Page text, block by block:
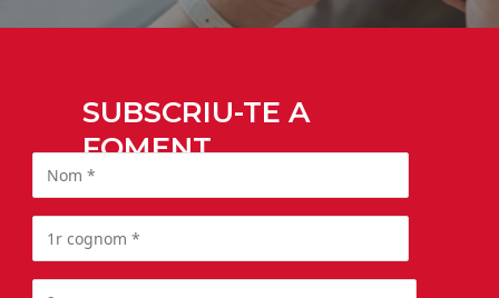
SUBSCRIU-TE A
FOMENT